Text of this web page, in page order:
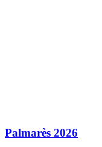
Palmarès 2026